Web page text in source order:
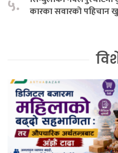
५.
कारका सवारको पहिचान